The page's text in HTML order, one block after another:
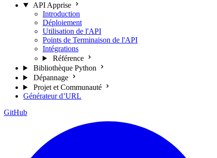
API Apprise
Introduction
Déploiement
Utilisation de l'API
Points de Terminaison de l'API
Intégrations
Référence
Bibliothèque Python
Dépannage
Projet et Communauté
Générateur d’URL
GitHub